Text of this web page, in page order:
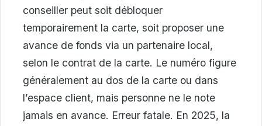
conseiller peut soit débloquer
temporairement la carte, soit proposer une
avance de fonds via un partenaire local,
selon le contrat de la carte. Le numéro figure
généralement au dos de la carte ou dans
l’espace client, mais personne ne le note
jamais en avance. Erreur fatale. En 2025, la